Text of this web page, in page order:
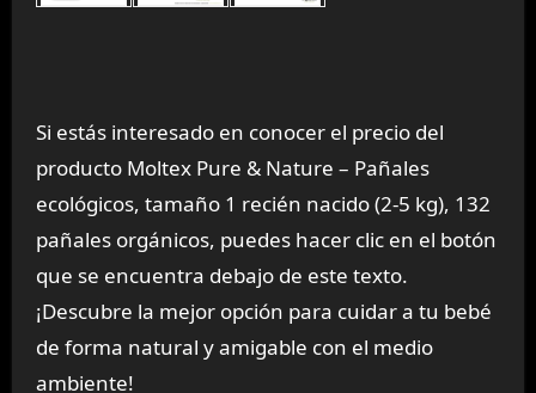
Si estás interesado en conocer el precio del
producto Moltex Pure & Nature – Pañales
ecológicos, tamaño 1 recién nacido (2-5 kg), 132
pañales orgánicos, puedes hacer clic en el botón
que se encuentra debajo de este texto.
¡Descubre la mejor opción para cuidar a tu bebé
de forma natural y amigable con el medio
ambiente!